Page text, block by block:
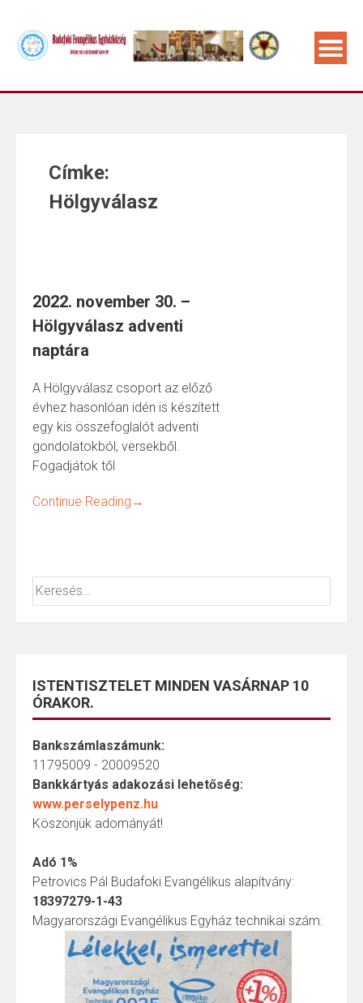
Címke:
Hölgyválasz
2022. november 30. –
Hölgyválasz adventi
naptára
A Hölgyválasz csoport az előző
évhez hasonlóan idén is készített
egy kis összefoglalót adventi
gondolatokból, versekből.
Fogadjátok től
Continue Reading →
ISTENTISZTELET MINDEN VASÁRNAP 10
ÓRAKOR.
Bankszámlaszámunk:
11795009 - 20009520
Bankkártyás adakozási lehetőség:
www.perselypenz.hu
Köszönjük adományát!
Adó 1%
Petrovics Pál Budafoki Evangélikus alapítvány:
18397279-1-43
Magyarországi Evangélikus Egyház technikai szám: